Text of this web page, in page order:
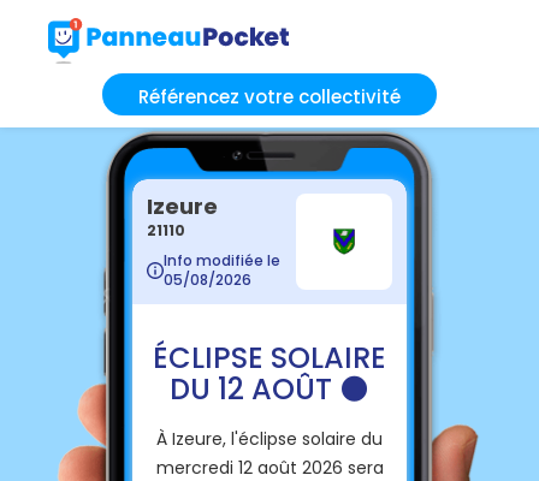
Référencez votre collectivité
Izeure
21110
Info modifiée le
05/08/2026
ÉCLIPSE SOLAIRE
DU 12 AOÛT 🌑
À Izeure, l'éclipse solaire du
mercredi 12 août 2026 sera